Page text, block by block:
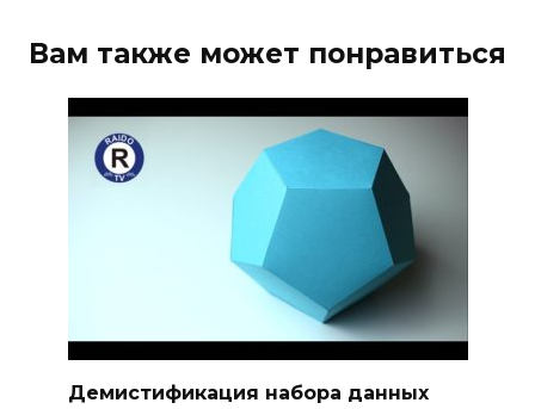
Вам также может понравиться
Демистификация набора данных